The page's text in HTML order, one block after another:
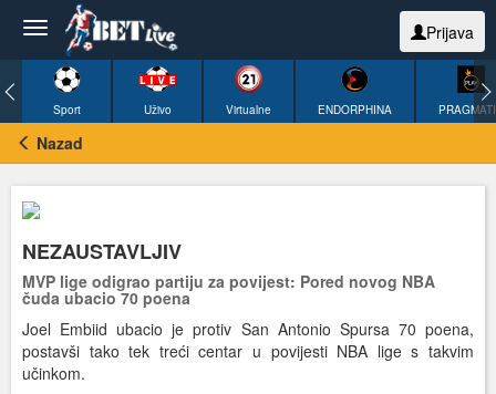
Prijava
Sport Uživo Virtualne ENDORPHINA
Nazad
NEZAUSTAVLJIV
MVP lige odigrao partiju za povijest: Pored novog NBA
čuda ubacio 70 poena
Joel Embiid ubacio je protiv San Antonio Spursa 70 poena,
postavši tako tek treći centar u povijesti NBA lige s takvim
učinkom.